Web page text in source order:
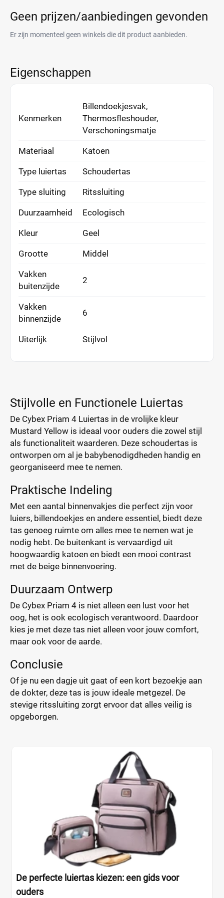
Geen prijzen/aanbiedingen gevonden
Er zijn momenteel geen winkels die dit product aanbieden.
Eigenschappen
Kenmerken
Billendoekjesvak,
Thermosfleshouder,
Verschoningsmatje
Materiaal Katoen
Type luiertas Schoudertas
Type sluiting Ritssluiting
Duurzaamheid Ecologisch
Kleur Geel
Grootte Middel
Vakken
buitenzijde
2
Vakken
binnenzijde
6
Uiterlijk Stijlvol
Stijlvolle en Functionele Luiertas
De Cybex Priam 4 Luiertas in de vrolijke kleur
Mustard Yellow is ideaal voor ouders die zowel stijl
als functionaliteit waarderen. Deze schoudertas is
ontworpen om al je babybenodigdheden handig en
georganiseerd mee te nemen.
Praktische Indeling
Met een aantal binnenvakjes die perfect zijn voor
luiers, billendoekjes en andere essentiel, biedt deze
tas genoeg ruimte om alles mee te nemen wat je
nodig hebt. De buitenkant is vervaardigd uit
hoogwaardig katoen en biedt een mooi contrast
met de beige binnenvoering.
Duurzaam Ontwerp
De Cybex Priam 4 is niet alleen een lust voor het
oog, het is ook ecologisch verantwoord. Daardoor
kies je met deze tas niet alleen voor jouw comfort,
maar ook voor de aarde.
Conclusie
Of je nu een dagje uit gaat of een kort bezoekje aan
de dokter, deze tas is jouw ideale metgezel. De
stevige ritssluiting zorgt ervoor dat alles veilig is
opgeborgen.
De perfecte luiertas kiezen: een gids voor
ouders